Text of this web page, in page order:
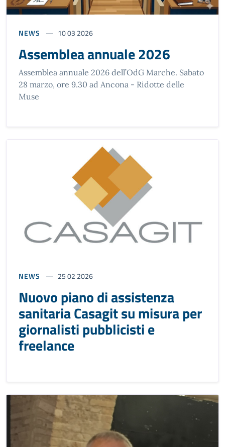
NEWS 10 03 2026
Assemblea annuale 2026
Assemblea annuale 2026 dell’OdG Marche. Sabato
28 marzo, ore 9.30 ad Ancona - Ridotte delle
Muse
NEWS 25 02 2026
Nuovo piano di assistenza
sanitaria Casagit su misura per
giornalisti pubblicisti e
freelance